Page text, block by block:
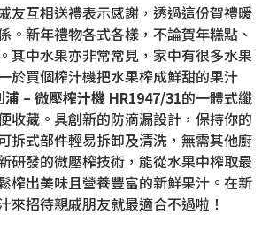
友互相送禮表示感謝，透過這份賀禮暖
。新年禮物各式各樣，不論賀年糕點、
其中水果亦非常常見，家中有很多水果
於買個榨汁機把水果榨成鮮甜的果汁
浦 – 微壓榨汁機 HR1947/31的一體式纖
收藏。具創新的防滴漏設計，保持你的
拆式部件輕易拆卸及清洗，無需其他廚
研發的微壓榨技術，能從水果中榨取最
榨出美味且營養豐富的新鮮果汁。在新
來招待親戚朋友就最適合不過啦！